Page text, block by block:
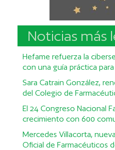
Noticias más
Hefame refuerza la
con una guía práctica
Sara Catrain González,
del Colegio de
El 24 Congreso Nacional
crecimiento con 600
Mercedes Villacorta,
Oficial de Farmacéuticos